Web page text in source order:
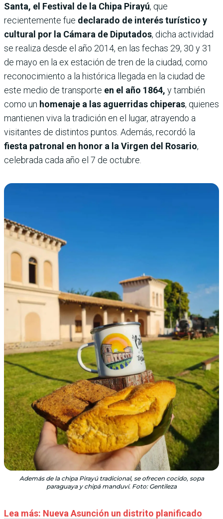
Santa, el Festival de la Chipa Pirayú, que
recientemente fue declarado de interés turístico y
cultural por la Cámara de Diputados, dicha actividad
se realiza desde el año 2014, en las fechas 29, 30 y 31
de mayo en la ex estación de tren de la ciudad, como
reconocimiento a la histórica llegada en la ciudad de
este medio de transporte en el año 1864, y también
como un homenaje a las aguerridas chiperas, quienes
mantienen viva la tradición en el lugar, atrayendo a
visitantes de distintos puntos. Además, recordó la
fiesta patronal en honor a la Virgen del Rosario,
celebrada cada año el 7 de octubre.
Además de la chipa Pirayú tradicional, se ofrecen cocido, sopa
paraguaya y chipá manduví. Foto: Gentileza
Lea más: Nueva Asunción un distrito planificado